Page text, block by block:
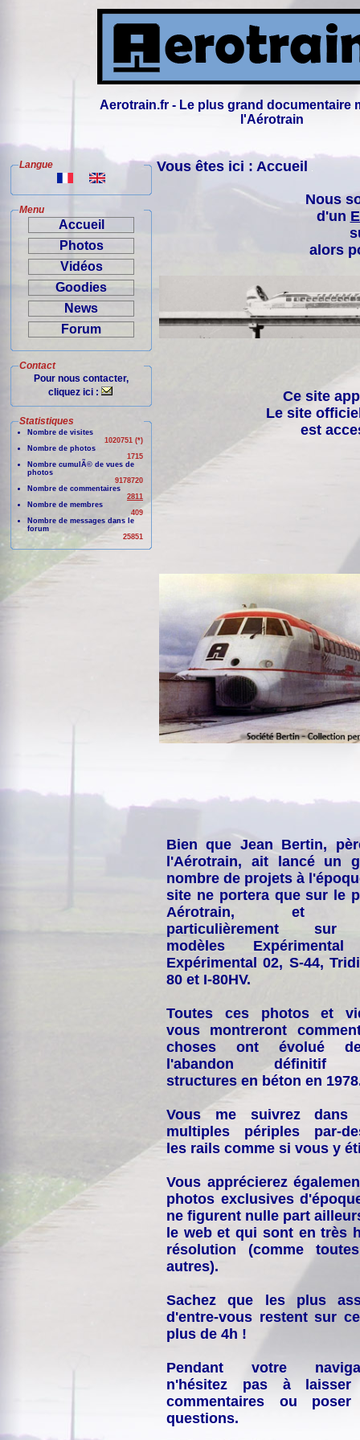
Aerotrain.fr - Le plus grand documentaire
l'Aérotrain
Langue
Menu
Accueil
Photos
Vidéos
Goodies
News
Forum
Contact
Pour nous contacter,
cliquez ici :
Statistiques
Nombre de visites
1020751 (*)
Nombre de photos
1715
Nombre cumulÃ© de vues de
photos
9178720
Nombre de commentaires
2811
Nombre de membres
409
Nombre de messages dans le
forum
25851
Vous êtes ici : Accueil
Nous
d'un
alors
Ce site
Le site
est
Bien que Jean Bertin,
l'Aérotrain, ait lancé un
nombre de projets à
site ne portera que sur le
Aérotrain, et
particulièrement
modèles
Expérimental 02, S-44,
80 et I-80HV.
Toutes ces photos et
vous montreront
choses ont évolué
l'abandon définitif
structures en béton en
Vous me suivrez dans
multiples périples par-
les rails comme si vous y
Vous apprécierez
photos exclusives
ne figurent nulle part
le web et qui sont en très
résolution (comme
autres).
Sachez que les plus
d'entre-vous restent sur
plus de 4h !
Pendant votre
n'hésitez pas à laisser
commentaires ou
questions.